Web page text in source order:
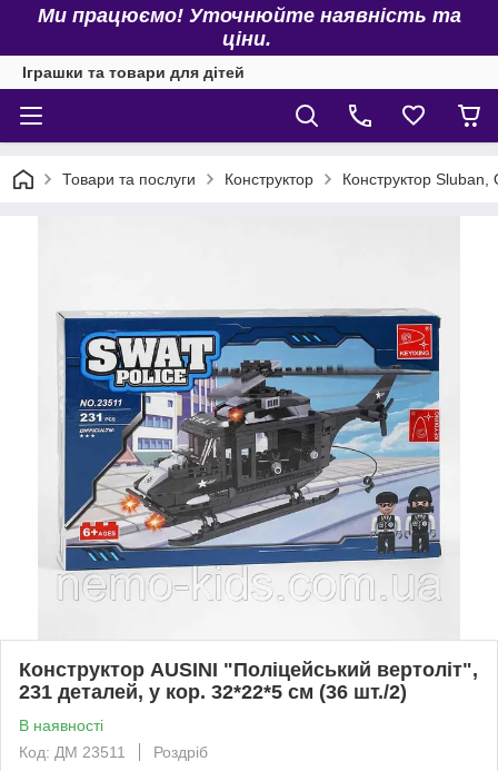
Ми працюємо! Уточнюйте наявність та
ціни.
Іграшки та товари для дітей
Товари та послуги Конструктор Конструктор Sluban,
Конструктор AUSINI "Поліцейський вертоліт",
231 деталей, у кор. 32*22*5 см (36 шт./2)
В наявності
Код: ДМ 23511
Роздріб